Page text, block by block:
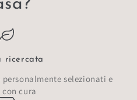
ricercata
selezionati e
cura